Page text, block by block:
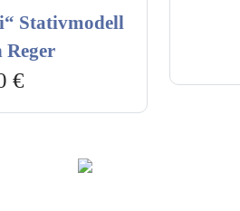
Stativmodell
€